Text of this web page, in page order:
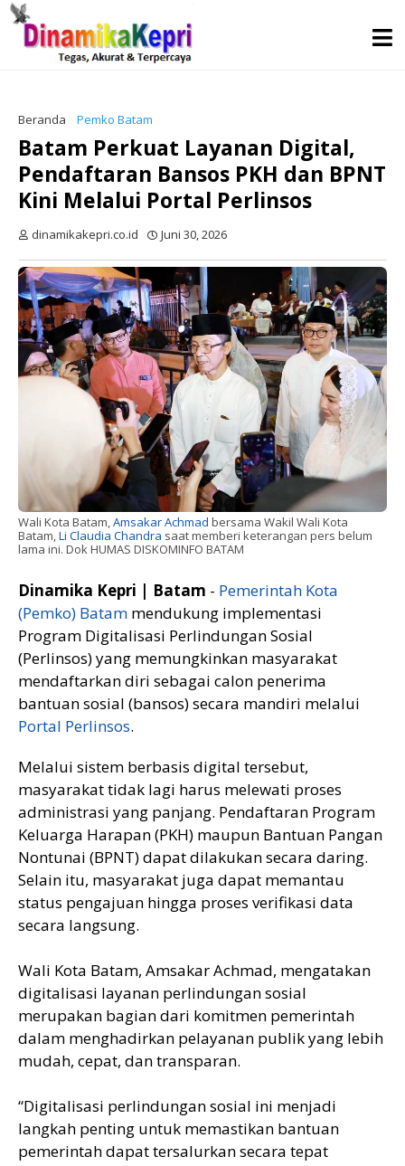
Beranda Pemko Batam
Batam Perkuat Layanan Digital,
Pendaftaran Bansos PKH dan BPNT
Kini Melalui Portal Perlinsos
dinamikakepri.co.id Juni 30, 2026
Wali Kota Batam, Amsakar Achmad bersama Wakil Wali Kota
Batam, Li Claudia Chandra saat memberi keterangan pers belum
lama ini. Dok HUMAS DISKOMINFO BATAM
Dinamika Kepri | Batam - Pemerintah Kota
(Pemko) Batam mendukung implementasi
Program Digitalisasi Perlindungan Sosial
(Perlinsos) yang memungkinkan masyarakat
mendaftarkan diri sebagai calon penerima
bantuan sosial (bansos) secara mandiri melalui
Portal Perlinsos.
Melalui sistem berbasis digital tersebut,
masyarakat tidak lagi harus melewati proses
administrasi yang panjang. Pendaftaran Program
Keluarga Harapan (PKH) maupun Bantuan Pangan
Nontunai (BPNT) dapat dilakukan secara daring.
Selain itu, masyarakat juga dapat memantau
status pengajuan hingga proses verifikasi data
secara langsung.
Wali Kota Batam, Amsakar Achmad, mengatakan
digitalisasi layanan perlindungan sosial
merupakan bagian dari komitmen pemerintah
dalam menghadirkan pelayanan publik yang lebih
mudah, cepat, dan transparan.
“Digitalisasi perlindungan sosial ini menjadi
langkah penting untuk memastikan bantuan
pemerintah dapat tersalurkan secara tepat